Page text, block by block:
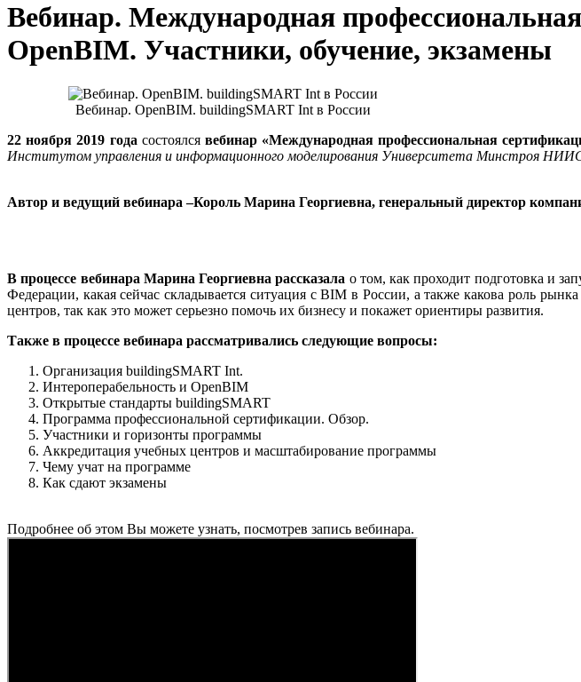
Вебинар. Международная
OpenBIM. Участники, обучение, экзамены
Вебинар. OpenBIM. buildingSMART Int в России
22 ноября 2019 года состоялсявебинар «Международная профессиональная
Институтом управления и информационного моделирования Университета Минстроя
Автор и ведущий вебинара –Король Марина Георгиевна, генеральный директор
В процессе вебинара Марина Георгиевна рассказала о том, как проходит подготовка и
Федерации, какая сейчас складывается ситуация с BIM в России, а также какова роль
центров, так как это может серьезно помочь их бизнесу и покажет ориентиры развития.
Также в процессе вебинара рассматривались следующие вопросы:
Организация buildingSMART Int.
Интероперабельность и OpenBIM
Открытые стандарты buildingSMART
Программа профессиональной сертификации. Обзор.
Участники и горизонты программы
Аккредитация учебных центров и масштабирование программы
Чему учат на программе
Как сдают экзамены
Подробнее об этом Вы можете узнать, посмотрев запись вебинара.